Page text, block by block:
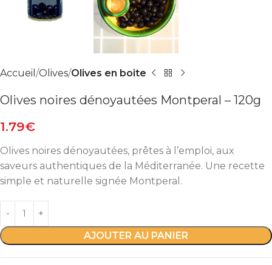
Accueil Olives Olives en boite
Olives noires dénoyautées Montperal – 120g
1.79€
Olives noires dénoyautées, prêtes à l’emploi, aux
saveurs authentiques de la Méditerranée. Une recette
simple et naturelle signée Montperal.
AJOUTER AU PANIER